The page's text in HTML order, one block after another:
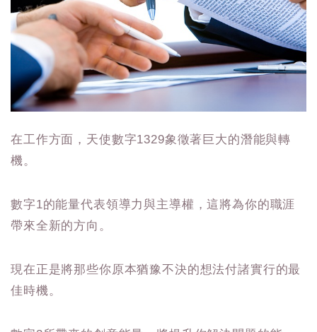
在工作方面，天使數字1329象徵著巨大的潛能與轉
機。
數字1的能量代表領導力與主導權，這將為你的職涯
帶來全新的方向。
現在正是將那些你原本猶豫不決的想法付諸實行的最
佳時機。